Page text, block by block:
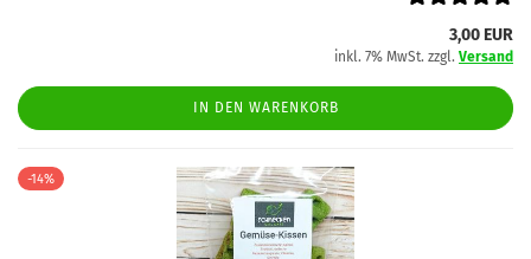
3,00 EUR
inkl. 7% MwSt. zzgl. Versand
IN DEN WARENKORB
-14%